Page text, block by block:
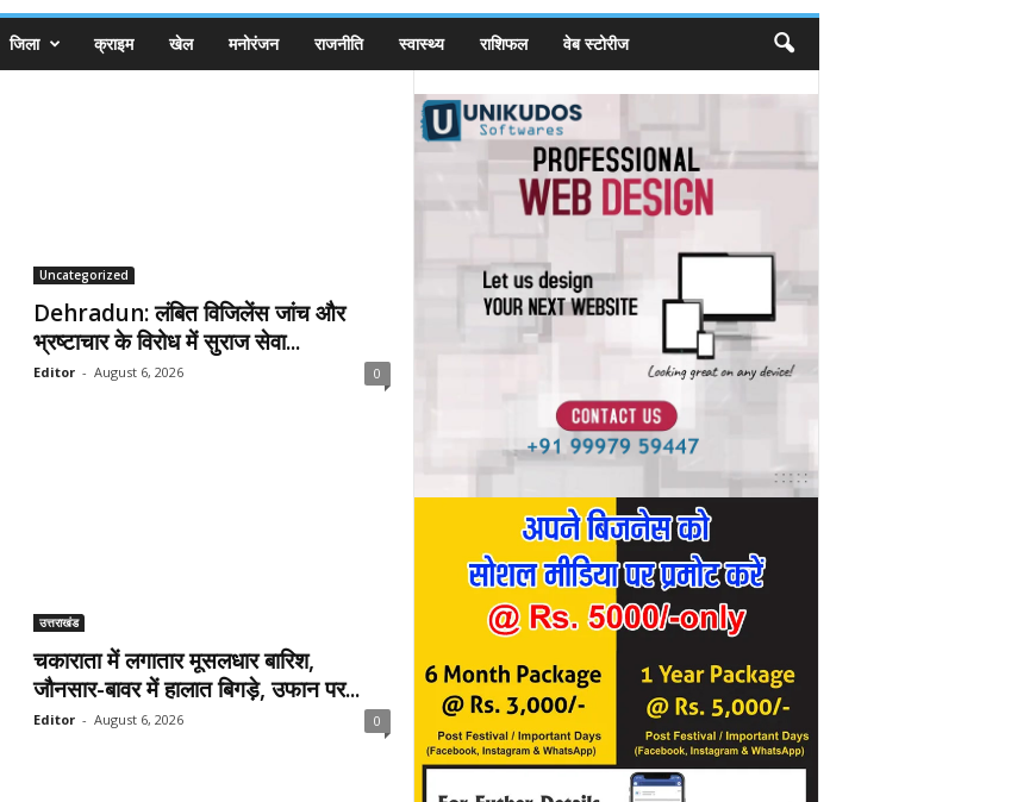
जिला क्राइम खेल मनोरंजन राजनीति स्वास्थ्य राशिफल वेब स्टोरीज
Uncategorized
Dehradun: लंबित विजिलेंस जांच और
भ्रष्टाचार के विरोध में सुराज सेवा...
Editor - August 6, 2026 0
उत्तराखंड
चकाराता में लगातार मूसलधार बारिश,
जौनसार-बावर में हालात बिगड़े, उफान पर...
Editor - August 6, 2026 0